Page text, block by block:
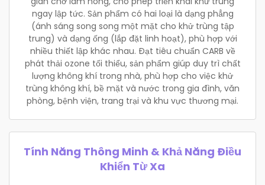
ngay lập tức. Sản phẩm có hai loại là dạng phẳng
(ánh sáng song song một mặt cho khử trùng tập
trung) và dạng ống (lắp đặt linh hoạt), phù hợp với
nhiều thiết lập khác nhau. Đạt tiêu chuẩn CARB về
phát thải ozone tối thiểu, sản phẩm giúp duy trì chất
lượng không khí trong nhà, phù hợp cho việc khử
trùng không khí, bề mặt và nước trong gia đình, văn
phòng, bệnh viện, trang trại và khu vực thương mại.
Tính Năng Thông Minh & Khả Năng Điều
Khiển Từ Xa